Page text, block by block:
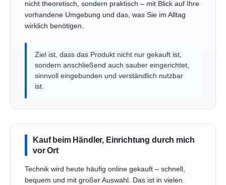
nicht theoretisch, sondern praktisch – mit Blick auf Ihre
vorhandene Umgebung und das, was Sie im Alltag
wirklich benötigen.
Ziel ist, dass das Produkt nicht nur gekauft ist,
sondern anschließend auch sauber eingerichtet,
sinnvoll eingebunden und verständlich nutzbar
ist.
Kauf beim Händler, Einrichtung durch mich
vor Ort
Technik wird heute häufig online gekauft – schnell,
bequem und mit großer Auswahl. Das ist in vielen